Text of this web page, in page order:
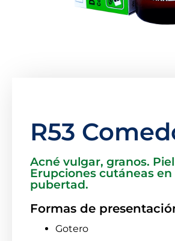
R53
Acné vulgar, granos.
Erupciones cutáneas en
pubertad.
Formas de
Gotero